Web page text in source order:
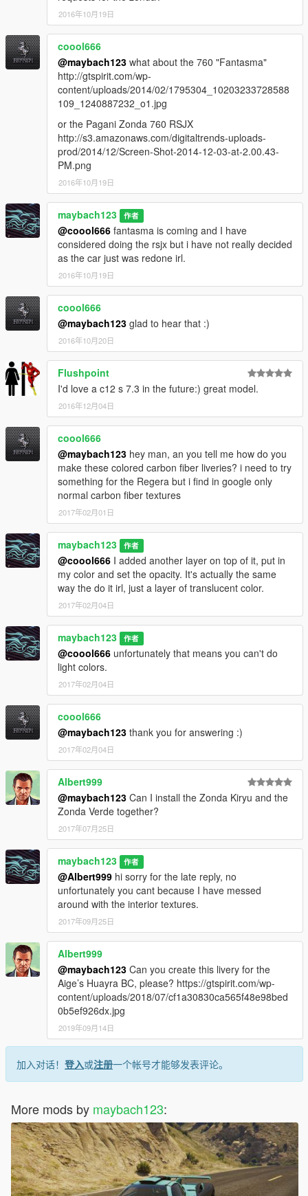
2016年10月19日
coool666
@maybach123 what about the 760 "Fantasma"
http://gtspirit.com/wp-
content/uploads/2014/02/1795304_10203233728588
109_1240887232_o1.jpg
or the Pagani Zonda 760 RSJX
http://s3.amazonaws.com/digitaltrends-uploads-
prod/2014/12/Screen-Shot-2014-12-03-at-2.00.43-
PM.png
2016年10月19日
maybach123 作者
@coool666 fantasma is coming and I have
considered doing the rsjx but i have not really decided
as the car just was redone irl.
2016年10月19日
coool666
@maybach123 glad to hear that :)
2016年10月20日
Flushpoint
I'd love a c12 s 7.3 in the future:) great model.
2016年12月04日
coool666
@maybach123 hey man, an you tell me how do you
make these colored carbon fiber liveries? i need to try
something for the Regera but i find in google only
normal carbon fiber textures
2017年02月01日
maybach123 作者
@coool666 I added another layer on top of it, put in
my color and set the opacity. It's actually the same
way the do it irl, just a layer of translucent color.
2017年02月04日
maybach123 作者
@coool666 unfortunately that means you can't do
light colors.
2017年02月04日
coool666
@maybach123 thank you for answering :)
2017年02月04日
Albert999
@maybach123 Can I install the Zonda Kiryu and the
Zonda Verde together?
2017年07月25日
maybach123 作者
@Albert999 hi sorry for the late reply, no
unfortunately you cant because I have messed
around with the interior textures.
2017年09月25日
Albert999
@maybach123 Can you create this livery for the
Aige’s Huayra BC, please? https://gtspirit.com/wp-
content/uploads/2018/07/cf1a30830ca565f48e98bed
0b5ef926dx.jpg
2019年09月14日
加入对话！ 登入或注册一个帐号才能够发表评论。
More mods by maybach123: